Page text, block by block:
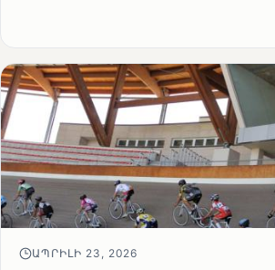
ԱՊՐԻԼԻ 23, 2026